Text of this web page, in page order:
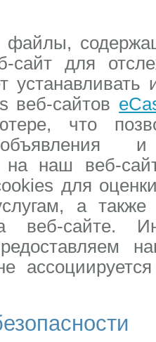
сайт для
устанавливать
веб-сайтов
что
на наш веб-
для
а
веб-сайте.